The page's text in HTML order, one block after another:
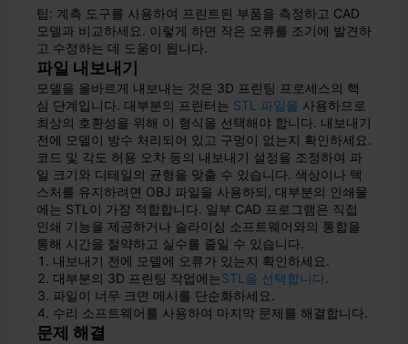
팁: 계측 도구를 사용하여 프린트된 부품을 측정하고 CAD
모델과 비교하세요. 이렇게 하면 작은 오류를 조기에 발견하
고 수정하는 데 도움이 됩니다.
파일 내보내기
모델을 올바르게 내보내는 것은 3D 프린팅 프로세스의 핵
심 단계입니다. 대부분의 프린터는 STL 파일을 사용하므로
최상의 호환성을 위해 이 형식을 선택해야 합니다. 내보내기
전에 모델이 방수 처리되어 있고 구멍이 없는지 확인하세요.
코드 및 각도 허용 오차 등의 내보내기 설정을 조정하여 파
일 크기와 디테일의 균형을 맞출 수 있습니다. 색상이나 텍
스처를 유지하려면 OBJ 파일을 사용하되, 대부분의 인쇄물
에는 STL이 가장 적합합니다. 일부 CAD 프로그램은 직접
인쇄 기능을 제공하거나 슬라이싱 소프트웨어와의 통합을
통해 시간을 절약하고 실수를 줄일 수 있습니다.
내보내기 전에 모델에 오류가 있는지 확인하세요.
대부분의 3D 프린팅 작업에는STL을 선택합니다.
파일이 너무 크면 메시를 단순화하세요.
수리 소프트웨어를 사용하여 마지막 문제를 해결합니다.
문제 해결